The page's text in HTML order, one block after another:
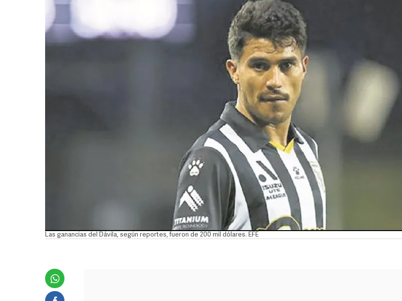
Las ganancias del Dávila, según reportes, fueron de 200 mil dólares. EFE